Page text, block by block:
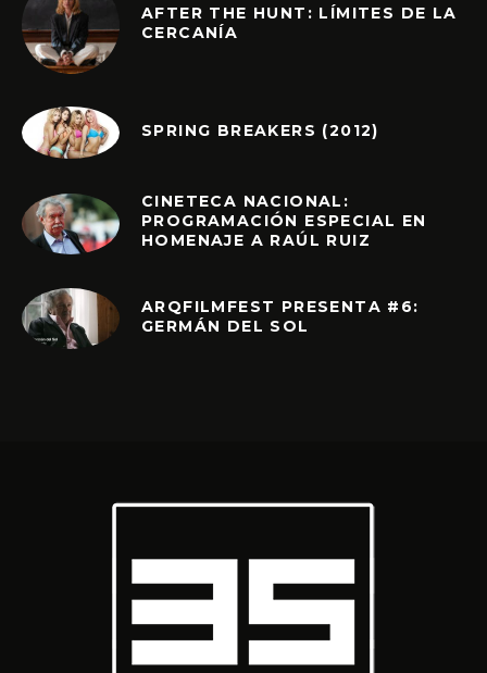
AFTER THE HUNT: LÍMITES DE LA
CERCANÍA
SPRING BREAKERS (2012)
CINETECA NACIONAL:
PROGRAMACIÓN ESPECIAL EN
HOMENAJE A RAÚL RUIZ
ARQFILMFEST PRESENTA #6:
GERMÁN DEL SOL